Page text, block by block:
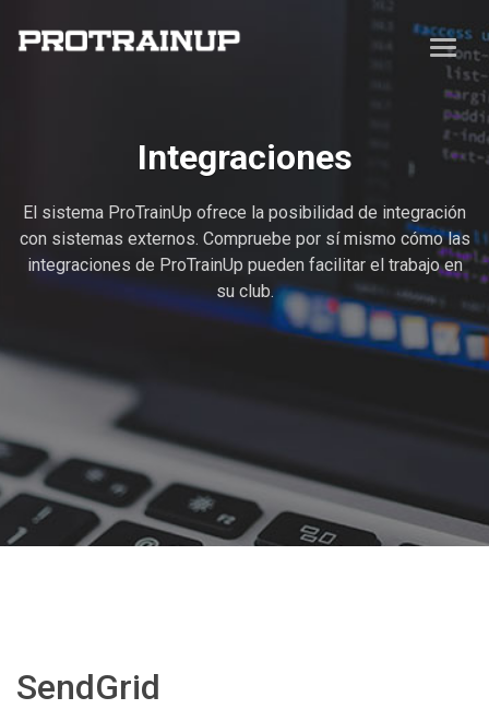
Integraciones
El sistema ProTrainUp ofrece la posibilidad de integración
con sistemas externos. Compruebe por sí mismo cómo las
integraciones de ProTrainUp pueden facilitar el trabajo en
su club.
SendGrid